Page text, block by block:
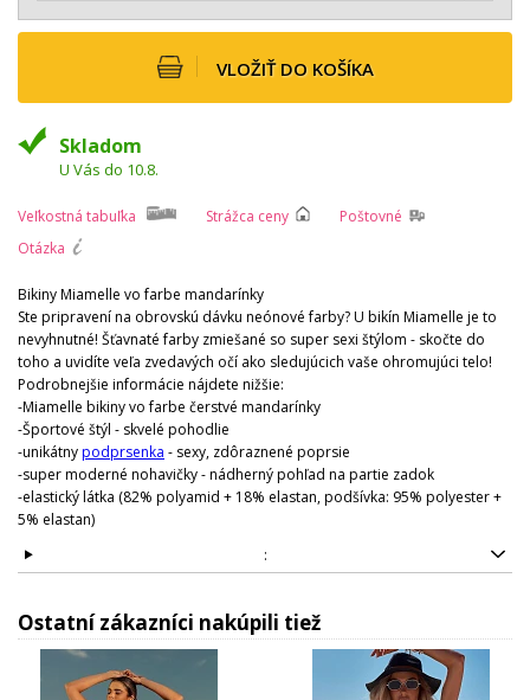
VLOŽIŤ DO KOŠÍKA
Skladom
U Vás do 10.8.
Veľkostná tabuľka Strážca ceny
Poštovné
Otázka
Bikiny Miamelle vo farbe mandarínky
Ste pripravení na obrovskú dávku neónové farby? U bikín Miamelle je to
nevyhnutné! Šťavnaté farby zmiešané so super sexi štýlom - skočte do
toho a uvidíte veľa zvedavých očí ako sledujúcich vaše ohromujúci telo!
Podrobnejšie informácie nájdete nižšie:
-Miamelle bikiny vo farbe čerstvé mandarínky
-Športové štýl - skvelé pohodlie
-unikátnypodprsenka - sexy, zdôraznené poprsie
-super moderné nohavičky - nádherný pohľad na partie zadok
-elastický látka (82% polyamid + 18% elastan, podšívka: 95% polyester +
5% elastan)
:
Ostatní zákazníci nakúpili tiež